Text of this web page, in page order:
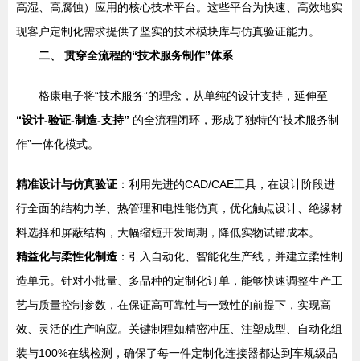
高湿、高腐蚀）应用的核心技术平台。这些平台为快速、高效地实
现客户定制化需求提供了坚实的技术模块库与仿真验证能力。
二、 贯穿全流程的“技术服务制作”体系
格康电子将“技术服务”的理念，从单纯的设计支持，延伸至
“设计-验证-制造-支持” 的全流程闭环，形成了独特的“技术服务制
作”一体化模式。
精准设计与仿真验证 ：利用先进的CAD/CAE工具，在设计阶段进
行全面的结构力学、热管理和电性能仿真，优化触点设计、绝缘材
料选择和屏蔽结构，大幅缩短开发周期，降低实物试错成本。
精益化与柔性化制造 ：引入自动化、智能化生产线，并建立柔性制
造单元。针对小批量、多品种的定制化订单，能够快速调整生产工
艺与质量控制参数，在保证高可靠性与一致性的前提下，实现高
效、灵活的生产响应。关键制程如精密冲压、注塑成型、自动化组
装与100%在线检测，确保了每一件定制化连接器都达到车规级品